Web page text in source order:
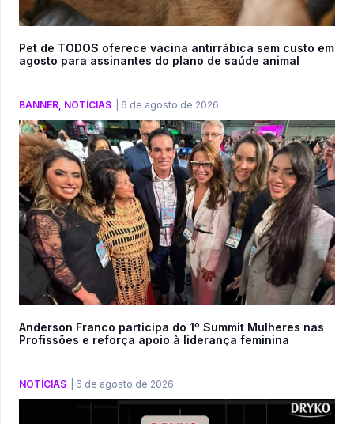
Pet de TODOS oferece vacina antirrábica sem custo em
agosto para assinantes do plano de saúde animal
BANNER NOTÍCIAS 6 de agosto de 2026
Anderson Franco participa do 1º Summit Mulheres nas
Profissões e reforça apoio à liderança feminina
NOTÍCIAS 6 de agosto de 2026